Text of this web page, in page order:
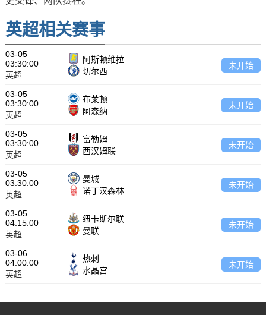
英超相关赛事
03-05
03:30:00
英超
阿斯顿维拉
切尔西
未开始
03-05
03:30:00
英超
布莱顿
阿森纳
未开始
03-05
03:30:00
英超
富勒姆
西汉姆联
未开始
03-05
03:30:00
英超
曼城
诺丁汉森林
未开始
03-05
04:15:00
英超
纽卡斯尔联
曼联
未开始
03-06
04:00:00
英超
热刺
水晶宫
未开始